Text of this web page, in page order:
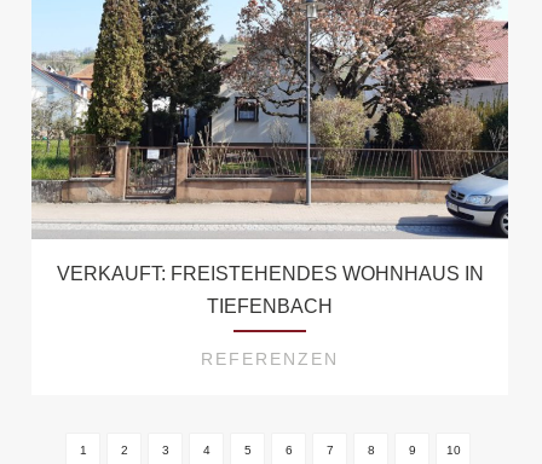
VERKAUFT: FREISTEHENDES WOHNHAUS IN
TIEFENBACH
REFERENZEN
1 2 3 4 5 6 7 8 9 10